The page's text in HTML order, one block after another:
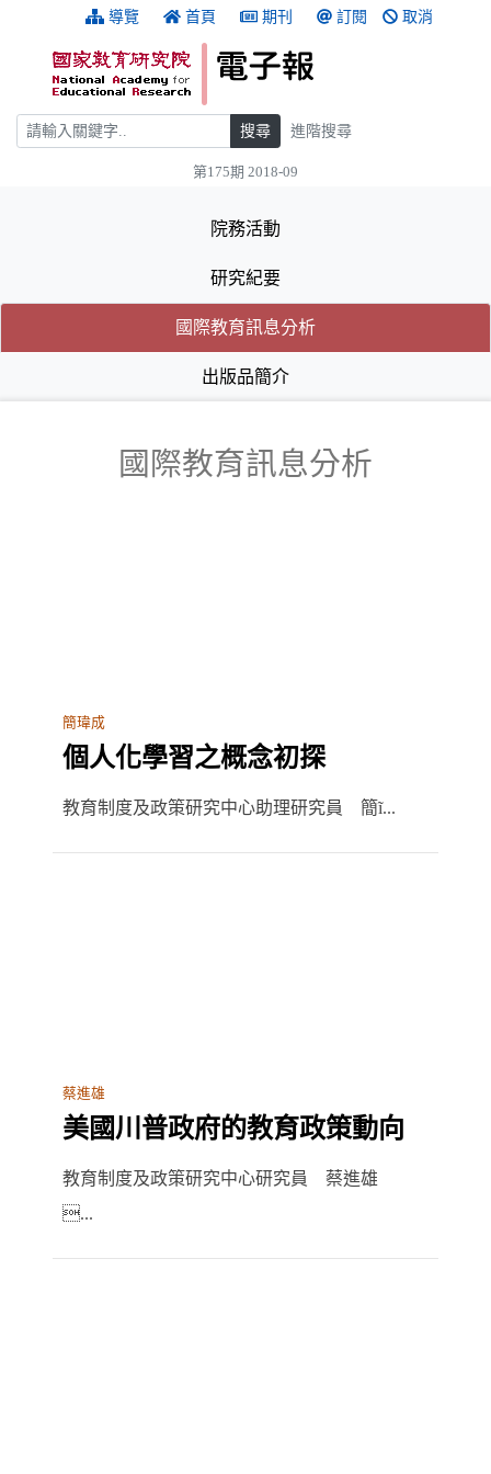
跳到主要內容 導覽 首頁 期刊 訂閱 取消
搜尋 搜尋 進階搜尋
第175期 2018-09
院務活動
研究紀要
國際教育訊息分析(目前選取的頁籤)
(目前選取的頁籤)
出版品簡介
國際教育訊息分析
簡瑋成
個人化學習之概念初探
教育制度及政策研究中心助理研究員 簡ĩ...
蔡進雄
美國川普政府的教育政策動向
教育制度及政策研究中心研究員 蔡進雄
...